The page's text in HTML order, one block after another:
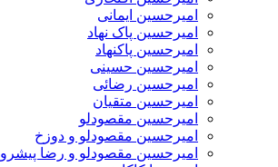
امیرحسین ایمانی
امیرحسین پاک نهاد
امیرحسین پاکنهاد
امیرحسین حسینی
امیرحسین رضائی
امیرحسین متقیان
امیرحسین مقصودلو
امیرحسین مقصودلو و دوزخ
امیرحسین مقصودلو و رضا پیشرو